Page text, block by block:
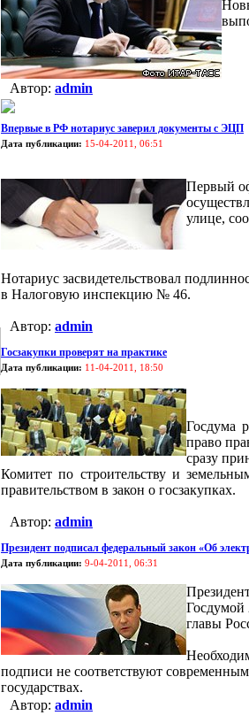
Автор: admin
Впервые в РФ нотариус заверил документы с ЭЦП
Дата публикации: 15-04-2011, 06:51
Первый
улице,
Нотариус засвидетельствовал
в Налоговую инспекцию № 46.
Автор: admin
Госзакупки проверят на практике
Дата публикации: 11-04-2011, 18:50
Госдума
право
сразу
Комитет по строительству и
правительством в закон о госзакупках.
Автор: admin
Президент подписал федеральный закон «Об
Дата публикации: 9-04-2011, 06:31
Госдумой
главы
подписи не соответствуют
государствах.
Автор: admin